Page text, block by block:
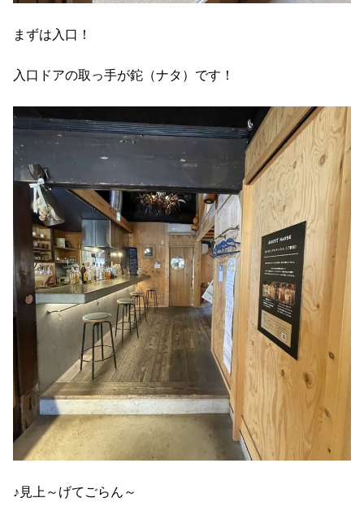
まずは入口！
入口ドアの取っ手が鉈（ナタ）です！
♪見上～げてごらん～